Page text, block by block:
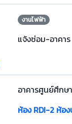
งานไฟฟ้า
แจ้งซ่อม-อาคาร
อาคารศูนย์ศึก
ห้อง RDI-2 ห้อ